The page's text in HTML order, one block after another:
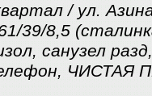
/ ул.
39/8,5
санузел
ЧИСТАЯ